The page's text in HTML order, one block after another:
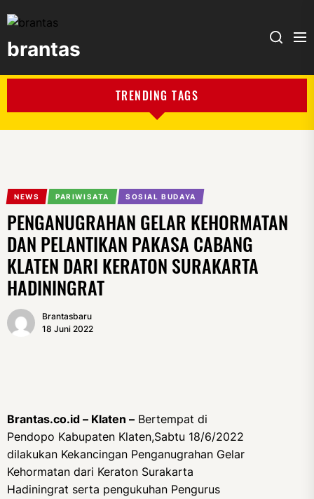
brantas
TRENDING TAGS
NEWS PARIWISATA SOSIAL BUDAYA
PENGANUGRAHAN GELAR KEHORMATAN
DAN PELANTIKAN PAKASA CABANG
KLATEN DARI KERATON SURAKARTA
HADININGRAT
Brantasbaru
18 Juni 2022
Brantas.co.id – Klaten – Bertempat di
Pendopo Kabupaten Klaten,Sabtu 18/6/2022
dilakukan Kekancingan Penganugrahan Gelar
Kehormatan dari Keraton Surakarta
Hadiningrat serta pengukuhan Pengurus